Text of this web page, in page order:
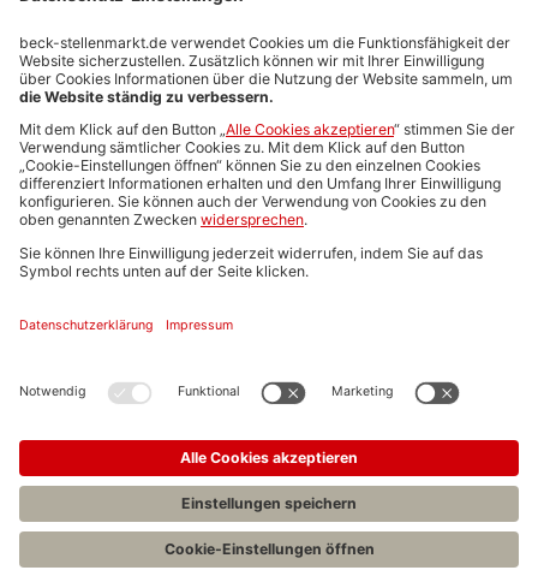
Anzeigen-AGB
Media-Daten
Newsletteranmeldung
Produktübersicht
ALLGEMEIN
FAQs
Impressum
Stellenangebote C.H.BECK
Entwickelt durchJobiqo